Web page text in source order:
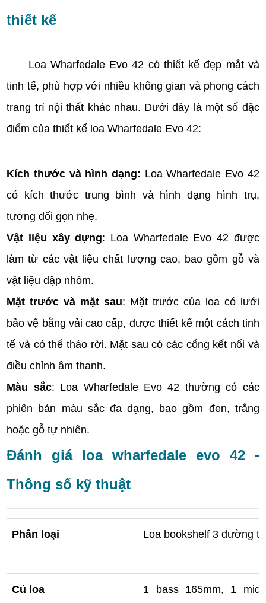
thiết kế
Loa Wharfedale Evo 42 có thiết kế đẹp mắt và
tinh tế, phù hợp với nhiều không gian và phong cách
trang trí nội thất khác nhau. Dưới đây là một số đặc
điểm của thiết kế loa Wharfedale Evo 42:
Kích thước và hình dạng: Loa Wharfedale Evo 42
có kích thước trung bình và hình dạng hình trụ,
tương đối gọn nhẹ.
Vật liệu xây dựng: Loa Wharfedale Evo 42 được
làm từ các vật liệu chất lượng cao, bao gồm gỗ và
vật liệu dập nhôm.
Mặt trước và mặt sau: Mặt trước của loa có lưới
bảo vệ bằng vải cao cấp, được thiết kế một cách tinh
tế và có thể tháo rời. Mặt sau có các cổng kết nối và
điều chỉnh âm thanh.
Màu sắc: Loa Wharfedale Evo 42 thường có các
phiên bản màu sắc đa dạng, bao gồm đen, trắng
hoặc gỗ tự nhiên.
Đánh giá loa wharfedale evo 42 -
Thông số kỹ thuật
Phân loại Loa bookshelf 3 đường
Củ loa 1 bass 165mm, 1 mid